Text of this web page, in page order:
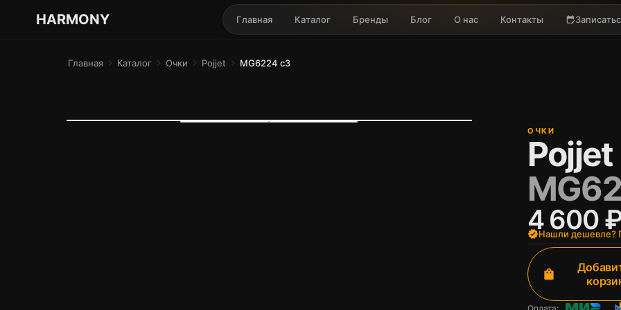
ГАРМОНИЯ ГЛАЗ
HARMONY Главная Каталог Бренды Блог О нас Контакты edit_calendar
Главная chevron_right Каталог chevron_right Очки chevron_right Pojjet chevron_right MG6224 c3
ОЧКИ
Pojjet
4 600
verifiedНашли дешевле?
shopping_bag
Оплата: